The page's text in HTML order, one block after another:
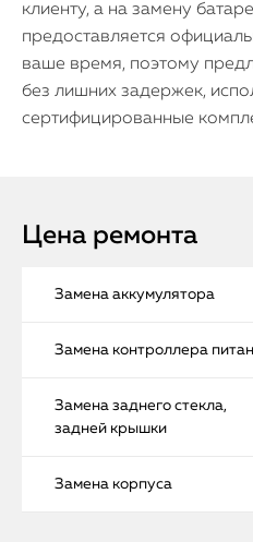
клиенту, а на замену
предоставляется
ваше время, поэтому
без лишних задержек,
сертифицированные
Цена ремонта
Замена аккумулятора
Замена контроллера
Замена заднего стекла,
задней крышки
Замена корпуса